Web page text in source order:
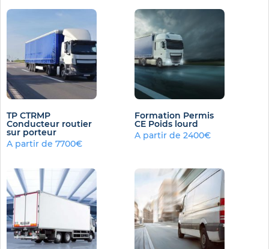
TP CTRMP
Conducteur routier
sur porteur
A partir de 7700€
Formation Permis
CE Poids lourd
A partir de 2400€